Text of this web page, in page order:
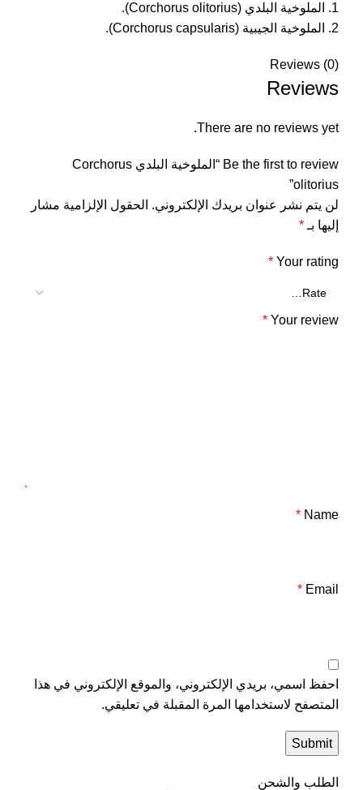
1. الملوخية البلدي (Corchorus olitorius).
2. الملوخية الجيبية (Corchorus capsularis).
Reviews (0)
Reviews
There are no reviews yet.
Be the first to review “الملوخية البلدي Corchorus
olitorius”
لن يتم نشر عنوان بريدك الإلكتروني. الحقول الإلزامية مشار
إليها بـ *
Your rating
*
Your review
*
Name
*
Email
*
احفظ اسمي، بريدي الإلكتروني، والموقع الإلكتروني في هذا
المتصفح لاستخدامها المرة المقبلة في تعليقي.
الطلب والشحن